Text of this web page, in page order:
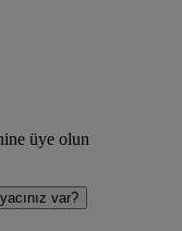
üye olun
var?